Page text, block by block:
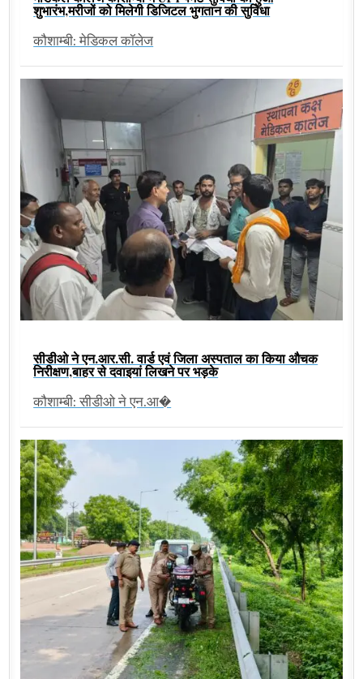
शुभारंभ,मरीजों को मिलेगी डिजिटल भुगतान की सुविधा
कौशाम्बी: मेडिकल कॉलेज
सीडीओ ने एन.आर.सी. वार्ड एवं जिला अस्पताल का किया औचक
निरीक्षण,बाहर से दवाइयां लिखने पर भड़के
कौशाम्बी: सीडीओ ने एन.आ�